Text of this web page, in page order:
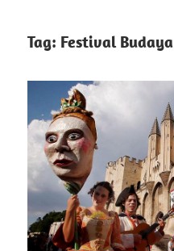
Situs
Festival
Pameran
Kesenian
Prancis
festival
kesenian
prancis
mulai
dari
seni,
musik,
dan
Tag: Festival Budaya